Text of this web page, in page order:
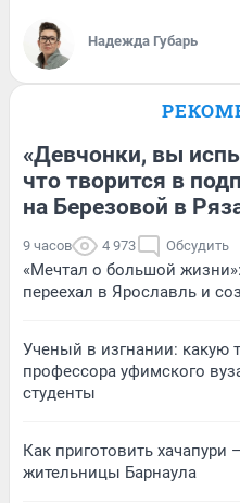
Надежда Губарь
«Девчонки, вы
что творится в
на Березовой в
9 часов 4 973 Обсудить
«Мечтал о большой
переехал в Ярославль и
Ученый в изгнании: какую
профессора уфимского
студенты
Как приготовить хачапури
жительницы Барнаула